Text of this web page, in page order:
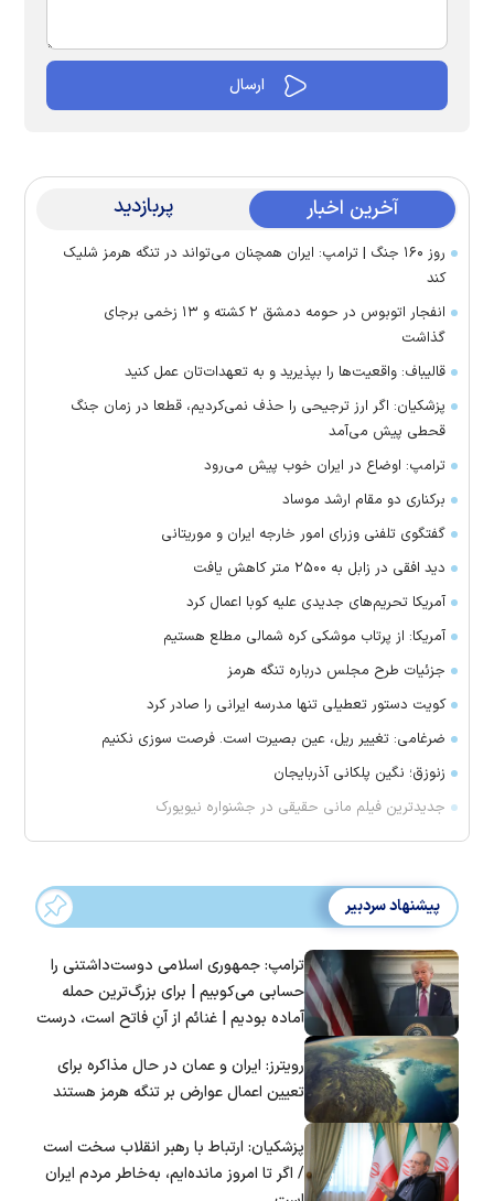
آخرین اخبار پربازدید
روز ۱۶۰ جنگ | ترامپ: ایران همچنان می‌تواند در تنگه هرمز شلیک
کند
انفجار اتوبوس در حومه دمشق ۲ کشته و ۱۳ زخمی برجای
گذاشت
قالیباف: واقعیت‌ها را بپذیرید و به تعهدات‌تان عمل کنید
پزشکیان: اگر ارز ترجیحی را حذف نمی‌کردیم، قطعا در زمان جنگ
قحطی پیش می‌آمد
ترامپ: اوضاع در ایران خوب پیش می‌رود
برکناری دو مقام ارشد موساد
گفتگوی تلفنی وزرای امور خارجه ایران و موریتانی
دید افقی در زابل به ۲۵۰۰ متر کاهش یافت
آمریکا تحریم‌های جدیدی علیه کوبا اعمال کرد
آمریکا: از پرتاب موشکی کره شمالی مطلع هستیم
جزئیات طرح مجلس درباره تنگه هرمز
کویت دستور تعطیلی تنها مدرسه ایرانی را صادر کرد
ضرغامی: تغییر ریل، عین بصیرت است. فرصت سوزی نکنیم
زنوزق؛ نگین پلکانی آذربایجان
جدیدترین فیلم مانی حقیقی در جشنواره نیویورک
پیشنهاد سردبیر
ترامپ: جمهوری اسلامی دوست‌داشتنی را
حسابی می‌کوبیم | برای بزرگ‌ترین حمله
آماده بودیم | غنائم از آنِ فاتح است، درست
رویترز: ایران و عمان در حال مذاکره برای
تعیین اعمال عوارض بر تنگه هرمز هستند
پزشکیان: ارتباط با رهبر انقلاب سخت است
/ اگر تا امروز مانده‌ایم، به‌خاطر مردم ایران